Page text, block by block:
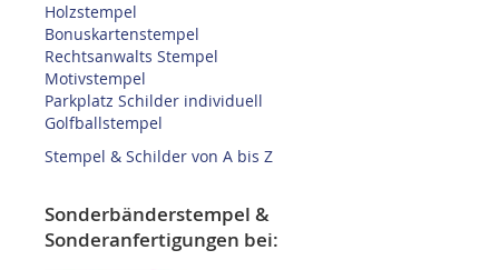
Holzstempel
Bonuskartenstempel
Rechtsanwalts Stempel
Motivstempel
Parkplatz Schilder individuell
Golfballstempel
Stempel & Schilder von A bis Z
Sonderbänderstempel &
Sonderanfertigungen bei: